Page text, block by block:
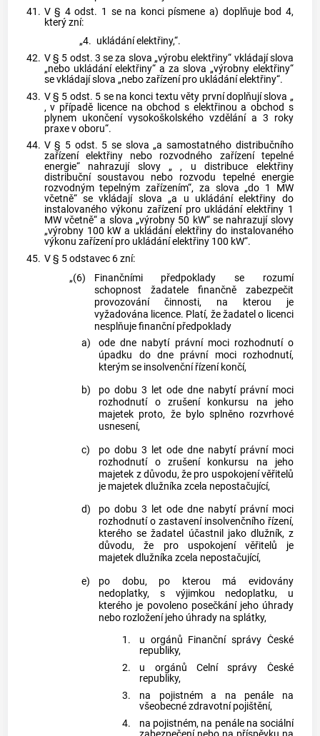
41. V § 4 odst. 1 se na konci písmene a) doplňuje bod 4,
který zní:
„4. ukládání elektřiny,“.
42. V § 5 odst. 3 se za slova „výrobu elektřiny“ vkládají slova
„nebo ukládání elektřiny“ a za slova „výrobny elektřiny“
se vkládají slova „nebo zařízení pro ukládání elektřiny“.
43. V § 5 odst. 5 se na konci textu věty první doplňují slova „
, v případě licence na obchod s elektřinou a obchod s
plynem ukončení vysokoškolského vzdělání a 3 roky
praxe v oboru“.
44. V § 5 odst. 5 se slova „a samostatného distribučního
zařízení elektřiny nebo rozvodného zařízení tepelné
energie“ nahrazují slovy „ , u distribuce elektřiny
distribuční soustavou nebo rozvodu tepelné energie
rozvodným tepelným zařízením“, za slova „do 1 MW
včetně“ se vkládají slova „a u ukládání elektřiny do
instalovaného výkonu zařízení pro ukládání elektřiny 1
MW včetně“ a slova „výrobny 50 kW“ se nahrazují slovy
„výrobny 100 kW a ukládání elektřiny do instalovaného
výkonu zařízení pro ukládání elektřiny 100 kW“.
45. V § 5 odstavec 6 zní:
„(6)
Finančními předpoklady se rozumí
schopnost žadatele finančně zabezpečit
provozování činnosti, na kterou je
vyžadována licence. Platí, že žadatel o licenci
nesplňuje finanční předpoklady
a)
ode dne nabytí právní moci rozhodnutí o
úpadku do dne právní moci rozhodnutí,
kterým se insolvenční řízení končí,
b)
po dobu 3 let ode dne nabytí právní moci
rozhodnutí o zrušení konkursu na jeho
majetek proto, že bylo splněno rozvrhové
usnesení,
c)
po dobu 3 let ode dne nabytí právní moci
rozhodnutí o zrušení konkursu na jeho
majetek z důvodu, že pro uspokojení věřitelů
je majetek dlužníka zcela nepostačující,
d)
po dobu 3 let ode dne nabytí právní moci
rozhodnutí o zastavení insolvenčního řízení,
kterého se žadatel účastnil jako dlužník, z
důvodu, že pro uspokojení věřitelů je
majetek dlužníka zcela nepostačující,
e)
po dobu, po kterou má evidovány
nedoplatky, s výjimkou nedoplatku, u
kterého je povoleno posečkání jeho úhrady
nebo rozložení jeho úhrady na splátky,
1.
u orgánů Finanční správy České
republiky,
2.
u orgánů Celní správy České
republiky,
3.
na pojistném a na penále na
všeobecné zdravotní pojištění,
4.
na pojistném, na penále na sociální